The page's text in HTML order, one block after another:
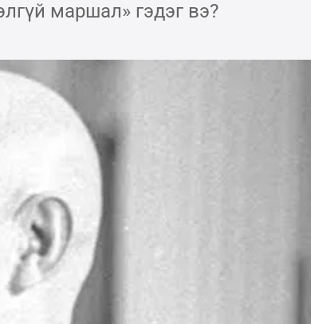
маршал» гэдэг вэ?